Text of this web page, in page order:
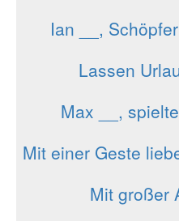
Ian __,
Lassen
Max __,
Mit einer Geste
Mit großer